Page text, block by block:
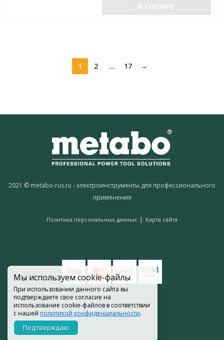
Мы используем cookie-файлы
При использовании данного сайта вы
подтверждаете свое согласие на
использование cookie-файлов в соответствии
с нашей политикой конфиденциальности.
Подтверждаю
В корзину
1 2 ... 17 →
2021 © metabo-rus.ru - электроинструменты для профессионального
применения
Политика персональных данных | Карта сайта